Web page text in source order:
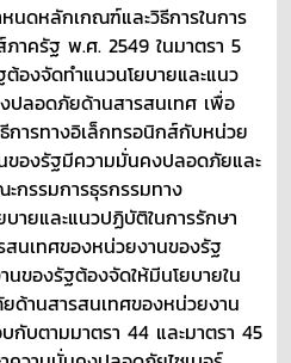
ดหลักเกณฑ์และวิธีการในการ
าครัฐ พ.ศ. 2549 ในมาตรา 5
องจัดทำแนวนโยบายและแนว
ปลอดภัยด้านสารสนเทศ เพื่อ
การทางอิเล็กทรอนิกส์กับหน่วย
ของรัฐมีความมั่นคงปลอดภัยและ
กรรมการธุรกรรมทาง
ายและแนวปฏิบัติในการรักษา
นเทศของหน่วยงานของรัฐ
ของรัฐต้องจัดให้มีนโยบายใน
ด้านสารสนเทศของหน่วยงาน
บตามมาตรา 44 และมาตรา 45